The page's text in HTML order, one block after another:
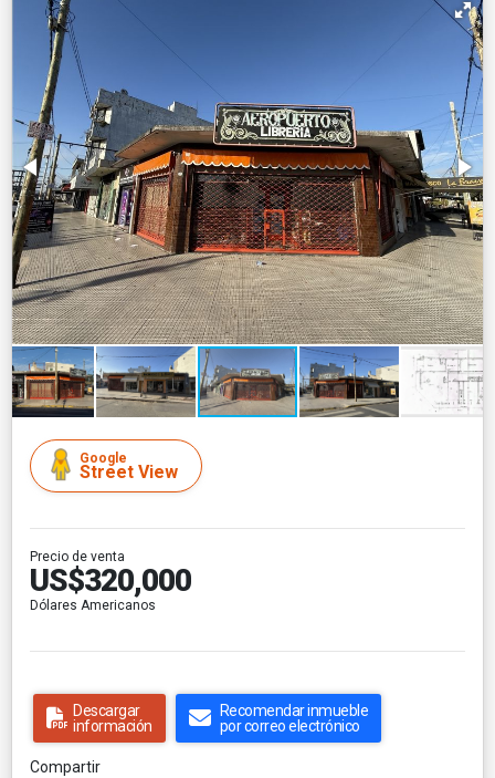
Google
Street View
Precio de venta
US$320,000
Dólares Americanos
Descargar
información
Recomendar inmueble
por correo electrónico
Compartir